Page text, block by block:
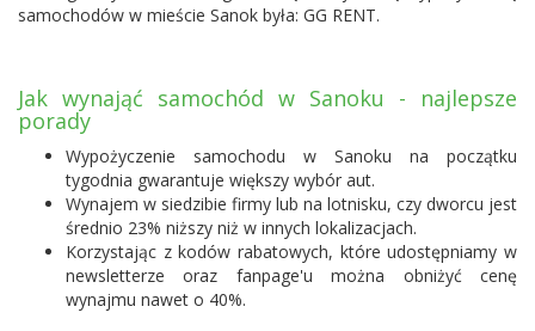
samochodów w mieście Sanok była: GG RENT.
Jak wynająć samochód w Sanoku - najlepsze
porady
Wypożyczenie samochodu w Sanoku na początku
tygodnia gwarantuje większy wybór aut.
Wynajem w siedzibie firmy lub na lotnisku, czy dworcu jest
średnio 23% niższy niż w innych lokalizacjach.
Korzystając z kodów rabatowych, które udostępniamy w
newsletterze oraz fanpage'u można obniżyć cenę
wynajmu nawet o 40%.